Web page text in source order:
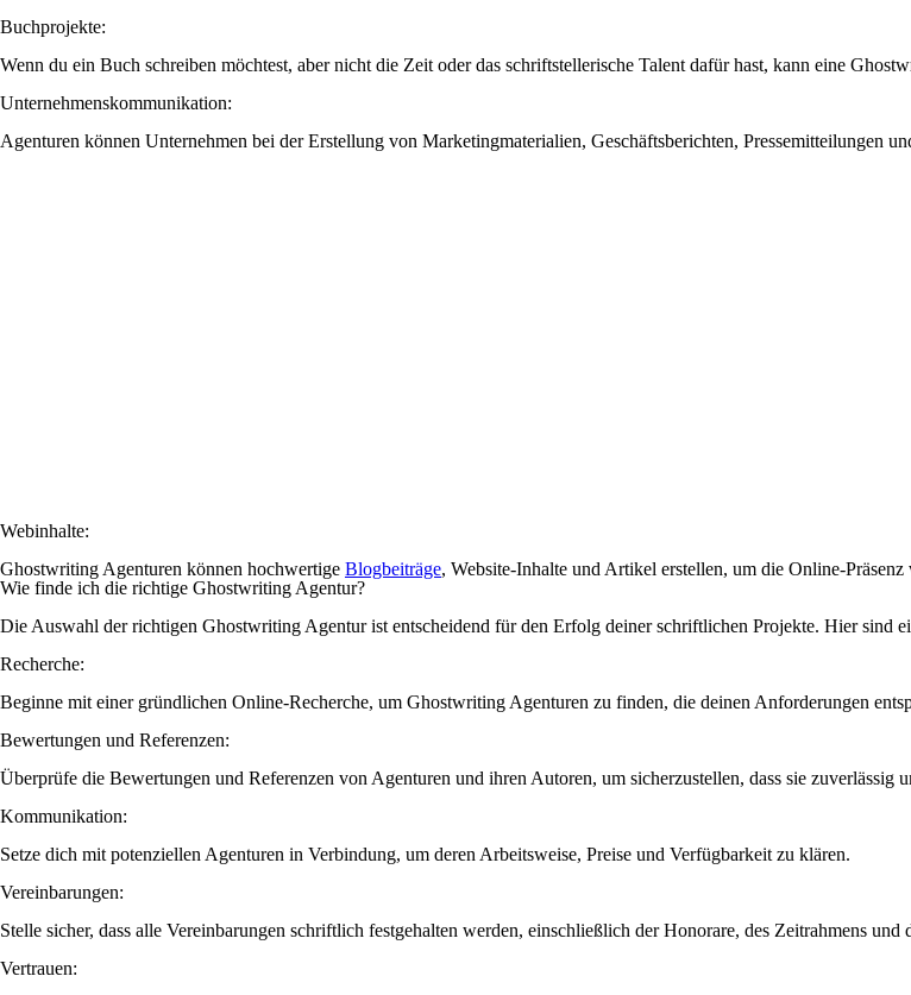
Buchprojekte:
Wenn du ein Buch schreiben möchtest, aber nicht die Zeit oder das schriftstellerische Talent dafür hast, kann eine
Unternehmenskommunikation:
Agenturen können Unternehmen bei der Erstellung von Marketingmaterialien, Geschäftsberichten, Pressemitteilungen
Webinhalte:
Ghostwriting Agenturen können hochwertige Blogbeiträge, Website-Inhalte und Artikel erstellen, um die Online-
Wie finde ich die richtige Ghostwriting Agentur?
Die Auswahl der richtigen Ghostwriting Agentur ist entscheidend für den Erfolg deiner schriftlichen Projekte. Hier sind
Recherche:
Beginne mit einer gründlichen Online-Recherche, um Ghostwriting Agenturen zu finden, die deinen Anforderungen
Bewertungen und Referenzen:
Überprüfe die Bewertungen und Referenzen von Agenturen und ihren Autoren, um sicherzustellen, dass sie zuverlässig
Kommunikation:
Setze dich mit potenziellen Agenturen in Verbindung, um deren Arbeitsweise, Preise und Verfügbarkeit zu klären.
Vereinbarungen:
Stelle sicher, dass alle Vereinbarungen schriftlich festgehalten werden, einschließlich der Honorare, des Zeitrahmens und
Vertrauen: